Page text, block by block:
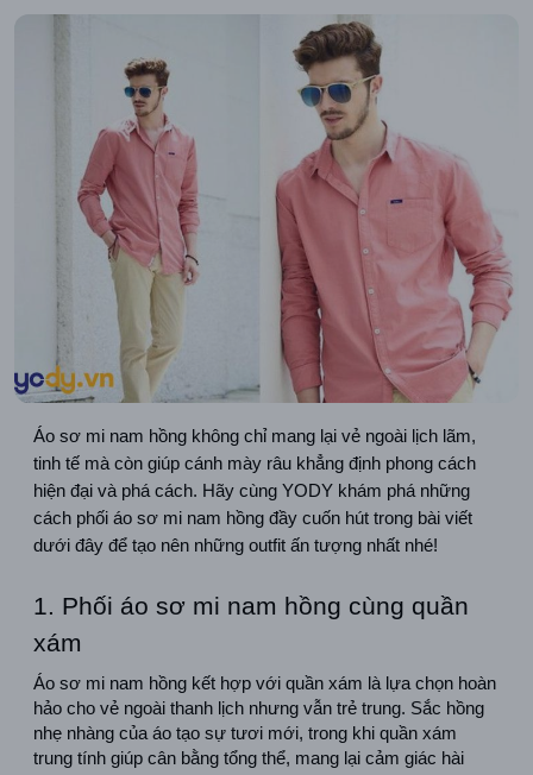
Áo sơ mi nam hồng không chỉ mang lại vẻ ngoài lịch lãm,
tinh tế mà còn giúp cánh mày râu khẳng định phong cách
hiện đại và phá cách. Hãy cùng YODY khám phá những
cách phối áo sơ mi nam hồng đầy cuốn hút trong bài viết
dưới đây để tạo nên những outfit ấn tượng nhất nhé!
1. Phối áo sơ mi nam hồng cùng quần
xám
Áo sơ mi nam hồng kết hợp với quần xám là lựa chọn hoàn
hảo cho vẻ ngoài thanh lịch nhưng vẫn trẻ trung. Sắc hồng
nhẹ nhàng của áo tạo sự tươi mới, trong khi quần xám
trung tính giúp cân bằng tổng thể, mang lại cảm giác hài